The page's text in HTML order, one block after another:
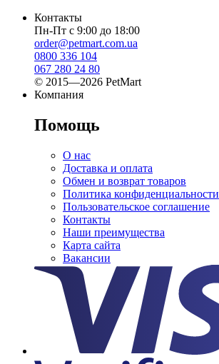
Контакты
Пн-Пт с 9:00 до 18:00
order@petmart.com.ua
0800 336 104
067 280 24 80
© 2015—2026 PetMart
Компания
Помощь
О нас
Доставка и оплата
Обмен и возврат товаров
Политика конфиденциальности
Пользовательское соглашение
Контакты
Наши преимущества
Карта сайта
Вакансии